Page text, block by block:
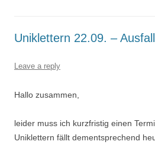
Uniklettern 22.09. – Ausfall
Leave a reply
Hallo zusammen,
leider muss ich kurzfristig einen
Uniklettern fällt dementsprechend